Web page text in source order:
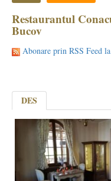
Restaurantul
Bucov
Abonare prin RSS Feed
DES